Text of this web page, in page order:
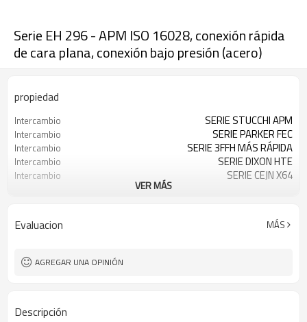
Serie EH 296 - APM ISO 16028, conexión rápida
de cara plana, conexión bajo presión (acero)
propiedad
Intercambio SERIE STUCCHI APM
Intercambio SERIE PARKER FEC
Intercambio SERIE 3FFH MÁS RÁPIDA
Intercambio SERIE DIXON HTE
Intercambio SERIE CEJN X64
SERIE VOSWINKEL FU
Intercambio SERIE 3FFI MÁS RÁPIDA
VER MÁS
Evaluacion MÁS
AGREGAR UNA OPINIÓN
Descripción